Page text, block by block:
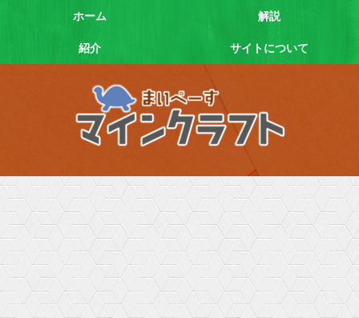
ホーム 解説
紹介 サイトについて